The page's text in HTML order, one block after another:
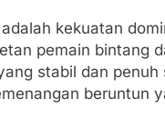
kekuatan
pemain bintang
stabil dan
beruntun